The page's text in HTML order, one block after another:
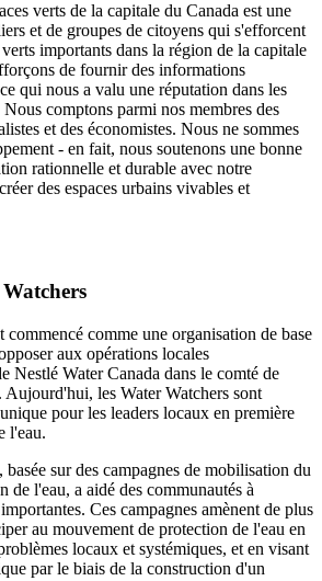
verts de la capitale du Canada est une
et de groupes de citoyens qui s'efforcent
importants dans la région de la capitale
de fournir des informations
qui nous a valu une réputation dans les
comptons parmi nos membres des
et des économistes. Nous ne sommes
- en fait, nous soutenons une bonne
rationnelle et durable avec notre
des espaces urbains vivables et
commencé comme une organisation de base
aux opérations locales
Nestlé Water Canada dans le comté de
les Water Watchers sont
pour les leaders locaux en première
l'eau.
sur des campagnes de mobilisation du
de l'eau, a aidé des communautés à
Ces campagnes amènent de plus
au mouvement de protection de l'eau en
locaux et systémiques, et en visant
par le biais de la construction d'un